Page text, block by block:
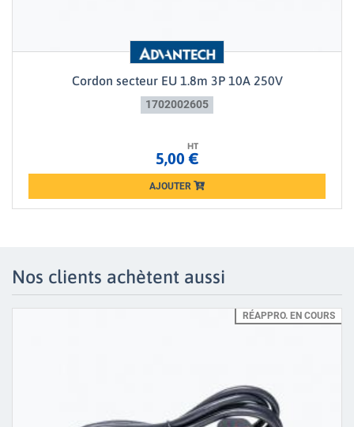
Cordon secteur EU 1.8m 3P 10A 250V
1702002605
HT
5,00 €
AJOUTER
Loading...
Nos clients achètent aussi
RÉAPPRO. EN COURS